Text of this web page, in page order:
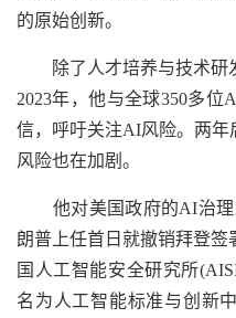
的原始创新。
除了人才培养与技术研
2023年，他与全球350多
信，呼吁关注AI风险。两年
风险也在加剧。
他对美国政府的AI治理
朗普上任首日就撤销拜登
国人工智能安全研究所
名为人工智能标准与创新